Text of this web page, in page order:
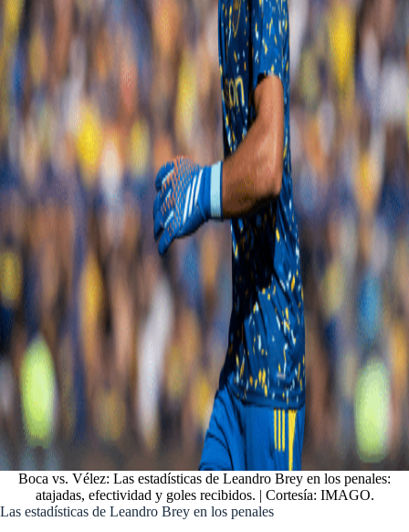
Boca vs. Vélez: Las estadísticas de Leandro Brey en los penales:
atajadas, efectividad y goles recibidos. | Cortesía: IMAGO.
Las estadísticas de Leandro Brey en los penales